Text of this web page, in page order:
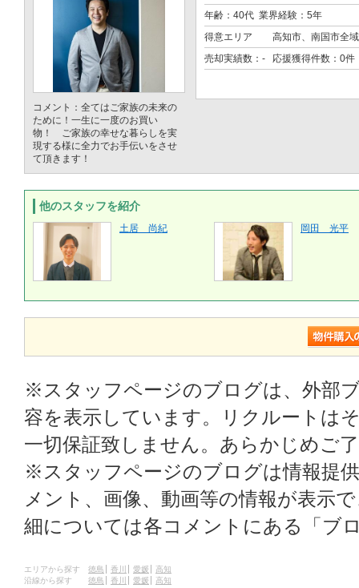
コメント：全てはご家族の未来の
ために！一生に一度のお買い
物！ ご家族の幸せな暮らしを実
現する様に全力でお手伝いをさせ
て頂きます！
年齢：40代 業界経験：5年
得意エリア
高知市、南国市全域
売却実績数：- 応援獲得件数：0件
他のスタッフを紹介
土居 尚紀 岡田 光平
※スタッフページのブログは、外部
容を表示しています。リクルートは
一切保証致しません。あらかじめご
※スタッフページのブログは情報提
メント、画像、動画等の情報が表示
細については各コメントにある「ブ
エリアから探す 徳島 香川 愛媛
高知
沿線から探す
徳島 香川 愛媛 高知